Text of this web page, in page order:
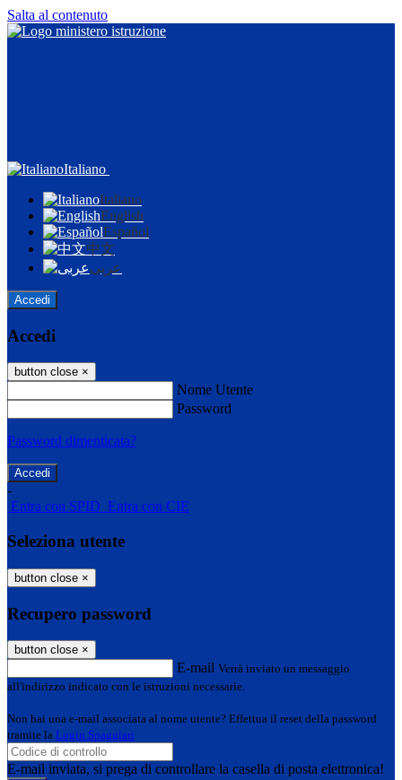
Salta al contenuto
Italiano
Italiano
English
Español
中文
عربى
Accedi
Accedi
button close ×
Nome Utente
Password
Password dimenticata?
-
Entra con SPID Entra con CIE
Seleziona utente
button close ×
Recupero password
button close ×
E-mail Verrà inviato un messaggio
all'indirizzo indicato con le istruzioni necessarie.
Non hai una e-mail associata al nome utente? Effettua il reset della password
tramite la Login Spaggiari
E-mail inviata, si prega di controllare la casella di posta elettronica!